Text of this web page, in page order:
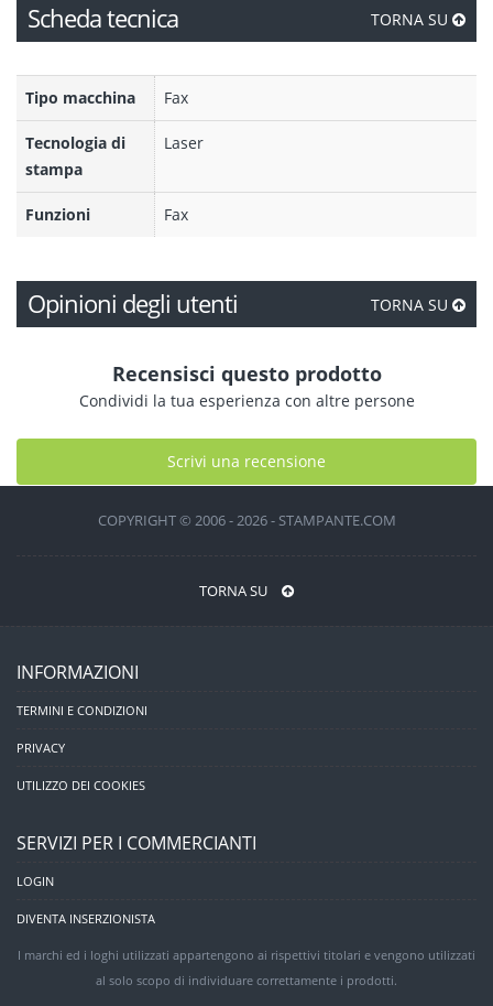
Scheda tecnica TORNA SU
Tipo macchina Fax
Tecnologia di
stampa
Laser
Funzioni Fax
Opinioni degli utenti TORNA SU
Recensisci questo prodotto
Condividi la tua esperienza con altre persone
Scrivi una recensione
COPYRIGHT © 2006 - 2026 - STAMPANTE.COM
TORNA SU
INFORMAZIONI
TERMINI E CONDIZIONI
PRIVACY
UTILIZZO DEI COOKIES
SERVIZI PER I COMMERCIANTI
LOGIN
DIVENTA INSERZIONISTA
I marchi ed i loghi utilizzati appartengono ai rispettivi titolari e vengono utilizzati
al solo scopo di individuare correttamente i prodotti.